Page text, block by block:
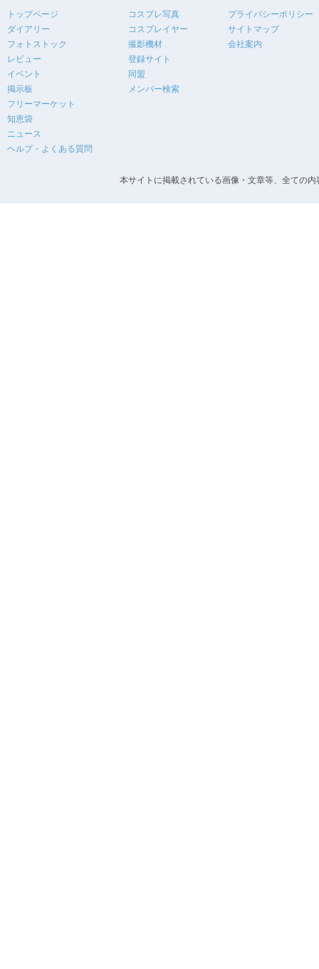
トップページ
ダイアリー
フォトストック
レビュー
イベント
掲示板
フリーマーケット
知恵袋
ニュース
ヘルプ・よくある質問
コスプレ写真
コスプレイヤー
撮影機材
登録サイト
同盟
メンバー検索
プライバシーポリシー
サイトマップ
会社案内
本サイトに掲載されている画像・文章等、全ての